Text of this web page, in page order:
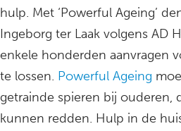
hulp. Met ‘Powerful Ageing’
Ingeborg ter Laak volgens AD
enkele honderden aanvragen
te lossen. Powerful Ageing
getrainde spieren bij ouderen,
kunnen redden. Hulp in de